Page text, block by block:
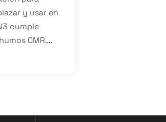
y usar en
cumple
CMR….